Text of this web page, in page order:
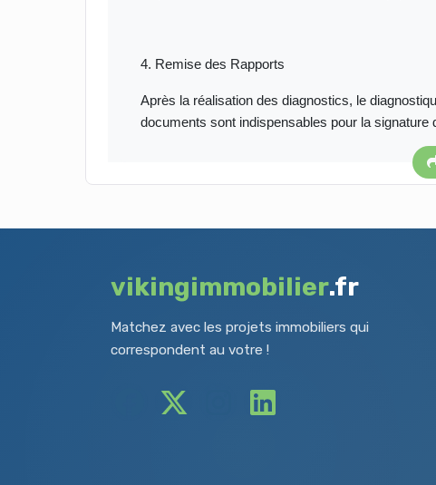
4. Remise des Rapports
Après la réalisation des diagnostics, le
documents sont indispensables pour la signature
vikingimmobilier.fr
Matchez avec les projets immobiliers qui
correspondent au votre !